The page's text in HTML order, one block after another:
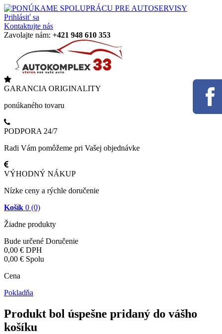
Prihlásiť sa
Kontaktujte nás
Zavolajte nám: +421 948 610 353
GARANCIA ORIGINALITY
ponúkaného tovaru
PODPORA 24/7
Radi Vám pomôžeme pri Vašej objednávke
VÝHODNÝ NÁKUP
Nízke ceny a rýchle doručenie
Košík 0 (0)
Žiadne produkty
Bude určené Doručenie
0,00 € DPH
0,00 € Spolu
Cena
Pokladňa
Produkt bol úspešne pridaný do vášho
košíku